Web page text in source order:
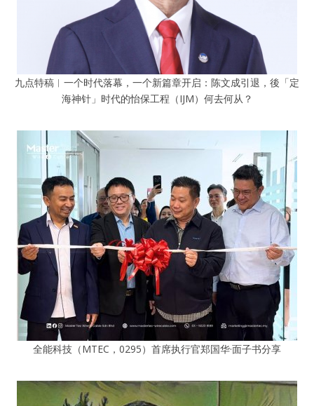
九点特稿︱一个时代落幕，一个新篇章开启：陈文成引退，後「定
海神针」时代的怡保工程（IJM）何去何从？
全能科技（MTEC，0295）首席执行官郑国华·面子书分享